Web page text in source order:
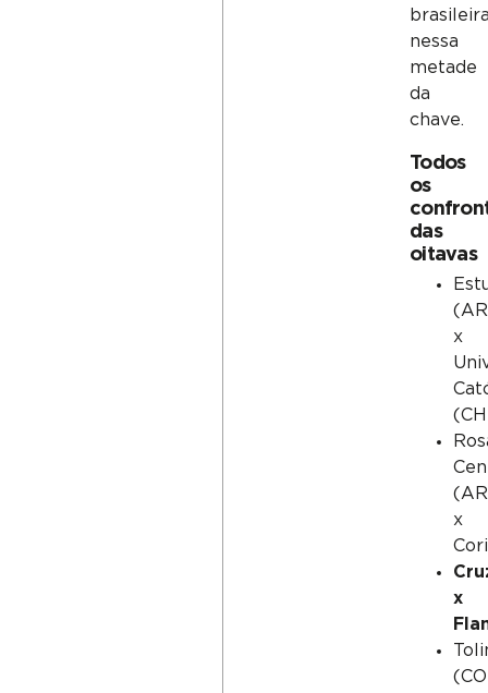
nessa
metade
da
chave.
Todos
os
das
oitavas
x
x
x